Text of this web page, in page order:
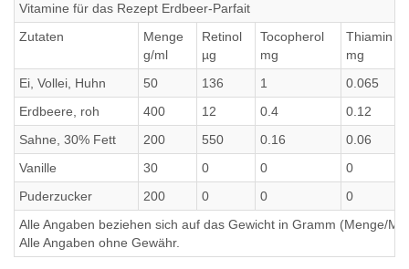
Vitamine für das Rezept Erdbeer-Parfait
Zutaten
Menge
g/ml
Retinol
µg
Tocopherol
mg
Thiamin
mg
Ei, Vollei, Huhn
50 136 1
0.065
Erdbeere, roh
400 12 0.4
0.12
Sahne, 30% Fett
200 550 0.16
0.06
Vanille
30 0 0
0
Puderzucker
200 0 0
0
Alle Angaben beziehen sich auf das Gewicht in Gramm (Menge/
Alle Angaben ohne Gewähr.